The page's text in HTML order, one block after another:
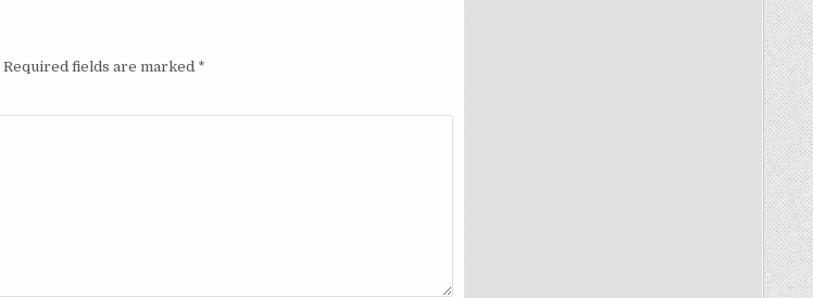
Required fields are marked *